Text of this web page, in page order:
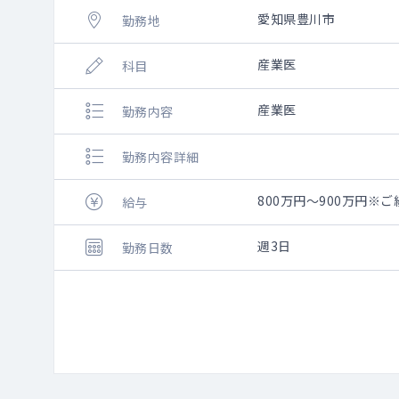
勤務地 愛知県豊川市
科目 産業医
勤務内容 産業医
勤務内容詳細
給与 800万円～900万円※ご
勤務日数 週3日